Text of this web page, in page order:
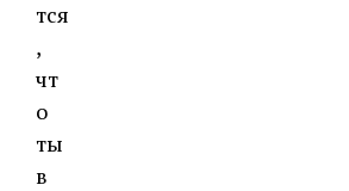
тся
,
чт
о
ты
в